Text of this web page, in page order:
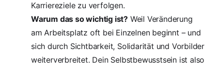
Karriereziele zu verfolgen.
Warum das so wichtig ist? Weil Veränderung
am Arbeitsplatz oft bei Einzelnen beginnt – und
sich durch Sichtbarkeit, Solidarität und Vorbilder
weiterverbreitet. Dein Selbstbewusstsein ist also